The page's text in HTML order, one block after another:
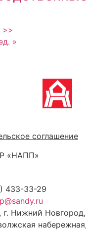
>>
»
соглашение
«НАПП»
433-33-29
г. Нижний Новгород,